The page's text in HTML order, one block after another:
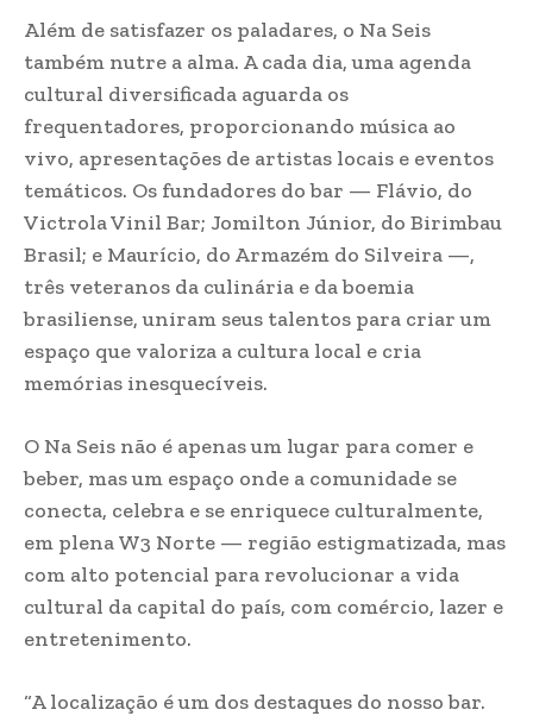
Além de satisfazer os paladares, o Na Seis
também nutre a alma. A cada dia, uma agenda
cultural diversificada aguarda os
frequentadores, proporcionando música ao
vivo, apresentações de artistas locais e eventos
temáticos. Os fundadores do bar — Flávio, do
Victrola Vinil Bar; Jomilton Júnior, do Birimbau
Brasil; e Maurício, do Armazém do Silveira —,
três veteranos da culinária e da boemia
brasiliense, uniram seus talentos para criar um
espaço que valoriza a cultura local e cria
memórias inesquecíveis.
O Na Seis não é apenas um lugar para comer e
beber, mas um espaço onde a comunidade se
conecta, celebra e se enriquece culturalmente,
em plena W3 Norte — região estigmatizada, mas
com alto potencial para revolucionar a vida
cultural da capital do país, com comércio, lazer e
entretenimento.
“A localização é um dos destaques do nosso bar.